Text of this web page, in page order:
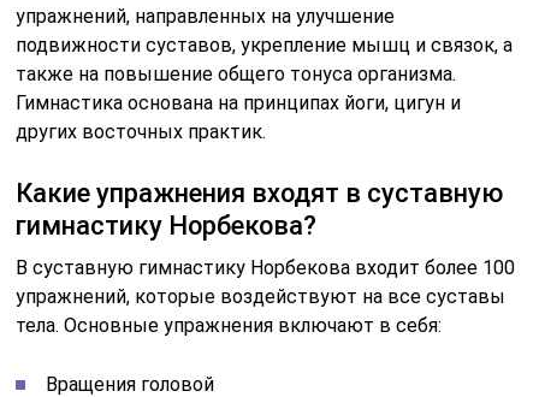
упражнений, направленных на улучшение
подвижности суставов, укрепление мышц и связок, а
также на повышение общего тонуса организма.
Гимнастика основана на принципах йоги, цигун и
других восточных практик.
Какие упражнения входят в суставную
гимнастику Норбекова?
В суставную гимнастику Норбекова входит более 100
упражнений, которые воздействуют на все суставы
тела. Основные упражнения включают в себя:
Вращения головой